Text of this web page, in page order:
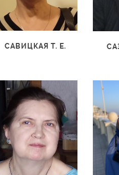
САВИЦКАЯ Т. Е.